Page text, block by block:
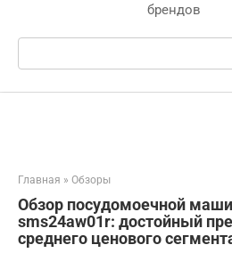
брендов
Поиск:
Главная » Обзоры
Обзор посудомоечной
sms24aw01r: достойный
среднего ценового